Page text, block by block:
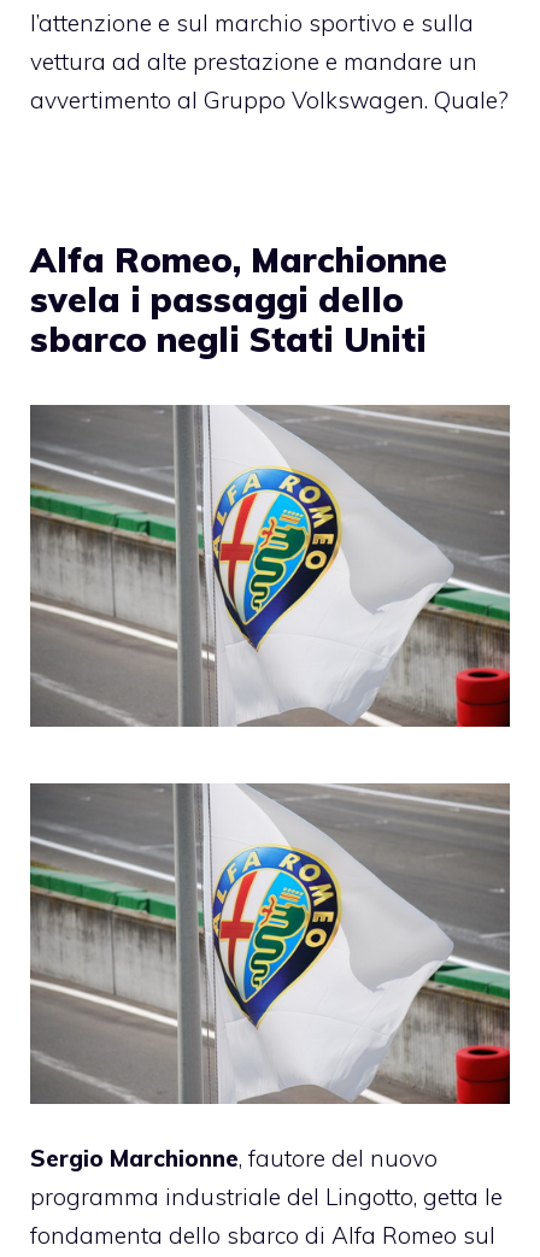
l’attenzione e sul marchio sportivo e sulla
vettura ad alte prestazione e mandare un
avvertimento al Gruppo Volkswagen. Quale?
Alfa Romeo, Marchionne
svela i passaggi dello
sbarco negli Stati Uniti
Sergio Marchionne, fautore del nuovo
programma industriale del Lingotto, getta le
fondamenta dello sbarco di Alfa Romeo sul